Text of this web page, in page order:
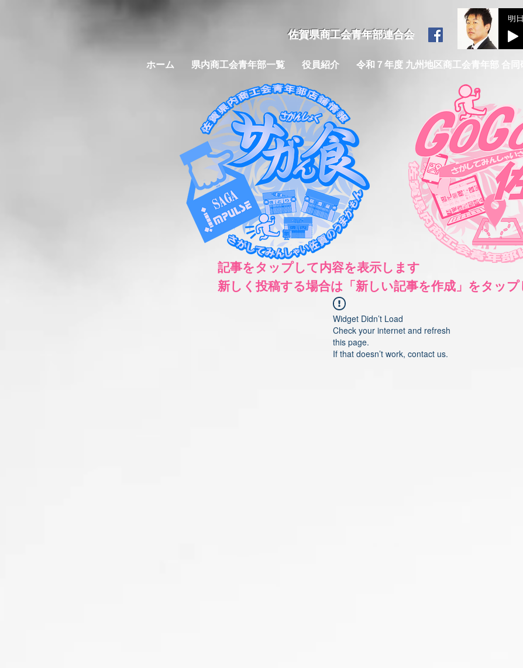
​佐賀県商工会青年部連合会
ホーム 県内商工会青年部一覧 役員紹介 令和７年度 九州地区商工会青年部 合同
​記事をタップして内容を表示します
新しく投稿する場合は「新しい記事を作成」をタッ
Widget Didn’t Load
Check your internet and refresh
this page.
If that doesn’t work, contact us.